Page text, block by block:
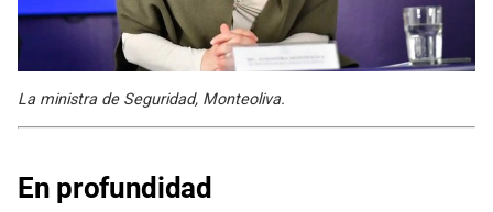
La ministra de Seguridad, Monteoliva.
En profundidad